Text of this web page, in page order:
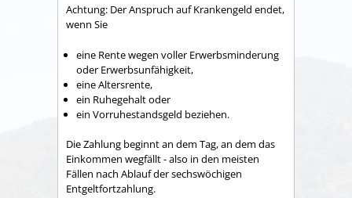
Achtung: Der Anspruch auf Krankengeld endet,
wenn Sie
eine Rente wegen voller Erwerbsminderung
oder Erwerbsunfähigkeit,
eine Altersrente,
ein Ruhegehalt oder
ein Vorruhestandsgeld beziehen.
Die Zahlung beginnt an dem Tag, an dem das
Einkommen wegfällt - also in den meisten
Fällen nach Ablauf der sechswöchigen
Entgeltfortzahlung.